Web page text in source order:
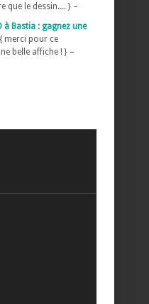
que le dessin.... } –
à Bastia : gagnez une
{ merci pour ce
belle affiche ! } –